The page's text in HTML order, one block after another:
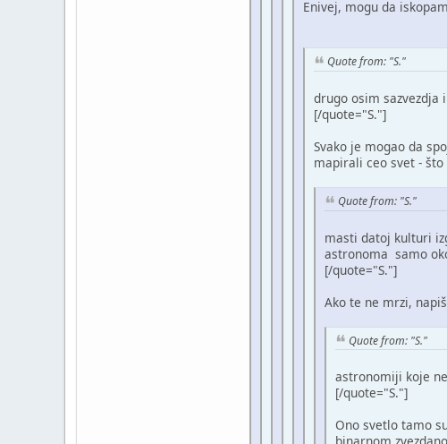
Enivej, mogu da
Quote from: "S."
drugo osim sazvezdja
[/quote="S."]
Svako je mogao da
mapirali ceo svet -
Quote from: "S."
masti datoj kulturi
astronoma samo
[/quote="S."]
Ako te ne mrzi,
Quote from: "S."
astronomiji koje
[/quote="S."]
Ono svetlo tamo